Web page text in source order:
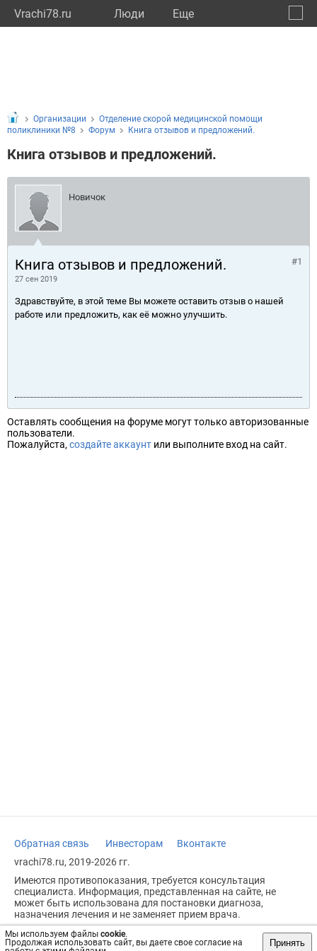
Vrachi78.ru Люди Eще
Мы используем файлы cookie.
Продолжая использовать сайт, вы даете свое согласие на
Принять
Организации
Отделение скорой медицинской помощи
поликлиники №8
Форум Книга отзывов и предложений.
Книга отзывов и предложений.
Новичок
Книга отзывов и предложений.
27 сен 2019
#1
Здравствуйте, в этой теме Вы можете оставить отзыв о нашей
работе или предложить, как её можно улучшить.
Оставлять сообщения на форуме могут только авторизованные
пользователи.
Пожалуйста, создайте аккаунт или выполните вход на сайт.
Обратная связь Инвесторам
Вконтакте
vrachi78.ru, 2019-2026 гг.
Имеются противопоказания, требуется консультация
специалиста. Информация, представленная на сайте, не
может быть использована для постановки диагноза,
назначения лечения и не заменяет прием врача.
Возрастное ограничение: 18+